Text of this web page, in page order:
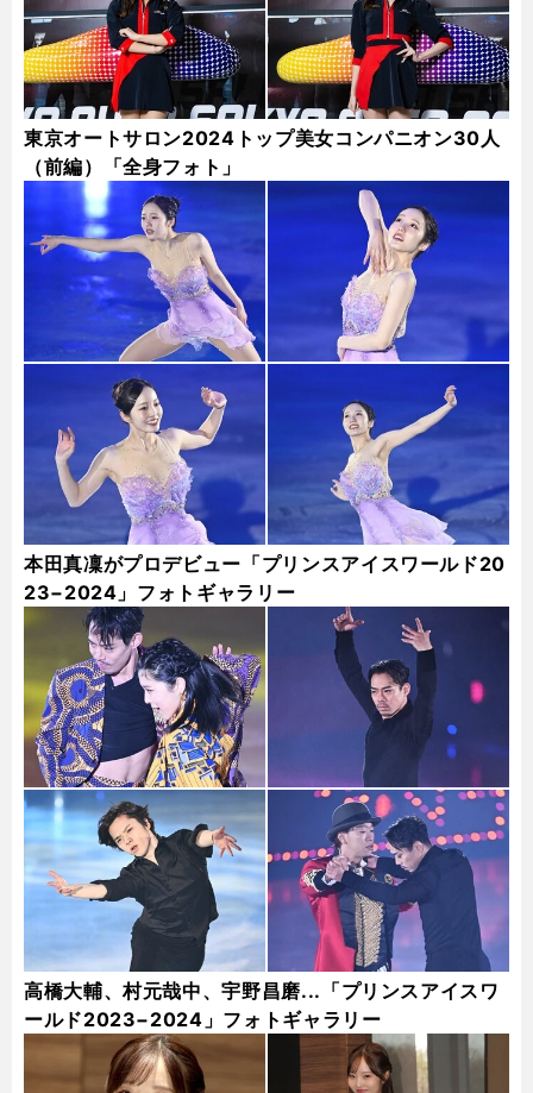
東京オートサロン2024トップ美女コンパニオン30人
（前編）「全身フォト」
本田真凜がプロデビュー「プリンスアイスワールド20
23−2024」フォトギャラリー
高橋大輔、村元哉中、宇野昌磨...「プリンスアイスワ
ールド2023−2024」フォトギャラリー